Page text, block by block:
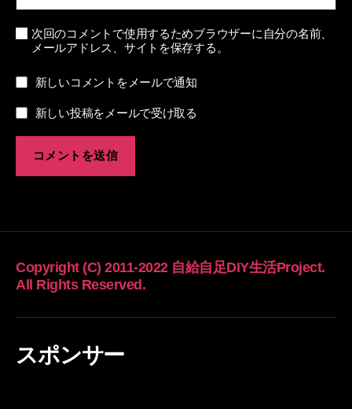
次回のコメントで使用するためブラウザーに自分の名前、
メールアドレス、サイトを保存する。
新しいコメントをメールで通知
新しい投稿をメールで受け取る
Copyright (C) 2011-2022 自給自足DIY生活Project.
All Rights Reserved.
スポンサー